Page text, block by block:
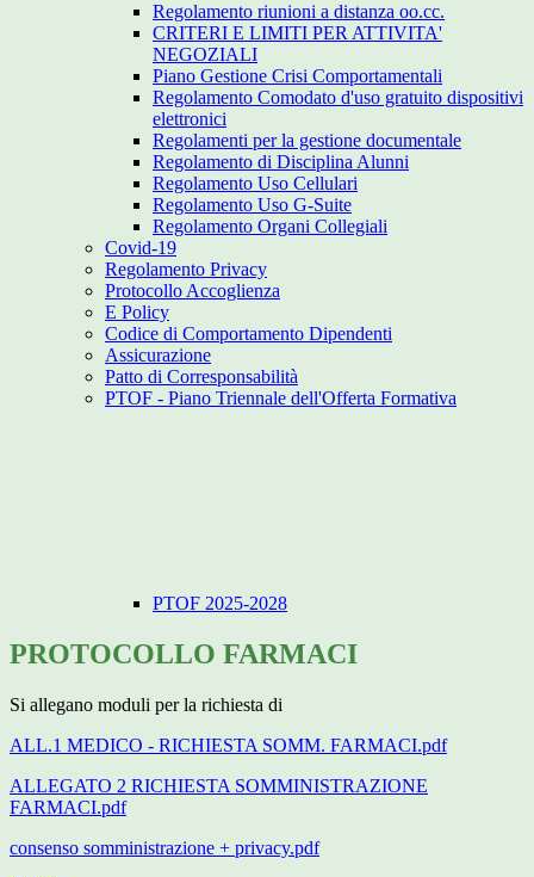
Regolamento riunioni a distanza oo.cc.
CRITERI E LIMITI PER ATTIVITA'
NEGOZIALI
Piano Gestione Crisi Comportamentali
Regolamento Comodato d'uso gratuito dispositivi
elettronici
Regolamenti per la gestione documentale
Regolamento di Disciplina Alunni
Regolamento Uso Cellulari
Regolamento Uso G-Suite
Regolamento Organi Collegiali
Covid-19
Regolamento Privacy
Protocollo Accoglienza
E Policy
Codice di Comportamento Dipendenti
Assicurazione
Patto di Corresponsabilità
PTOF - Piano Triennale dell'Offerta Formativa
PTOF 2025-2028
PROTOCOLLO FARMACI
Si allegano moduli per la richiesta di
ALL.1 MEDICO - RICHIESTA SOMM. FARMACI.pdf
ALLEGATO 2 RICHIESTA SOMMINISTRAZIONE
FARMACI.pdf
consenso somministrazione + privacy.pdf